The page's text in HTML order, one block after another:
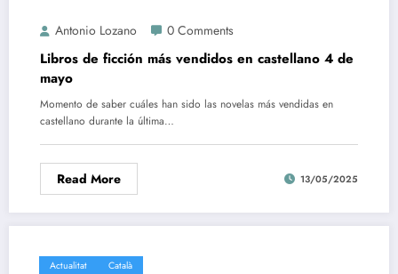
Antonio Lozano 0 Comments
Libros de ficción más vendidos en castellano 4 de
mayo
Momento de saber cuáles han sido las novelas más vendidas en
castellano durante la última…
Read More 13/05/2025
Actualitat Català